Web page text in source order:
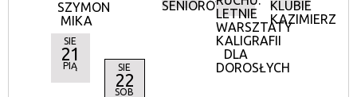
SZYMON
MIKA
SENIORÓW
LETNIE
WARSZTATY
KALIGRAFII
DLA
DOROSŁYCH
KLUBIE
KAZIMIERZ
SIE
21
PIĄ SIE
22
SOB